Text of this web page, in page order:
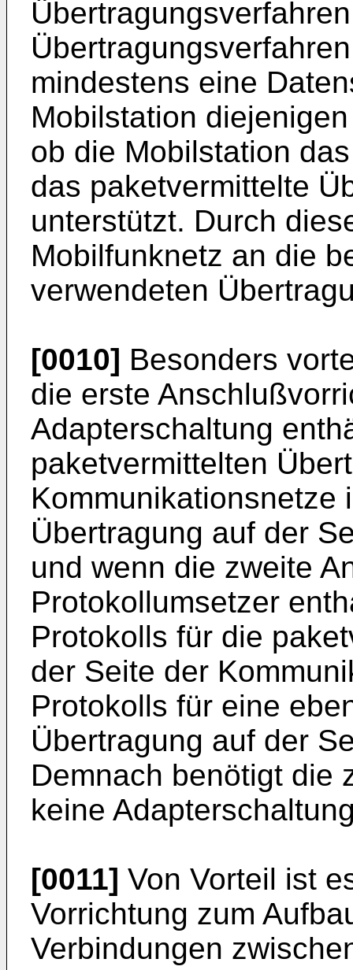
mindestens eine
Mobilstation
ob die Mobilstation
das paketvermittelte
unterstützt. Durch
Mobilfunknetz an die
verwendeten
[0010] Besonders
die erste
Adapterschaltung
paketvermittelten
Kommunikationsnetze
Übertragung auf der
und wenn die zweite
Protokollumsetzer
Protokolls für die
der Seite der
Protokolls für eine
Übertragung auf der
Demnach benötigt die
keine
[0011] Von Vorteil ist
Vorrichtung zum
Verbindungen